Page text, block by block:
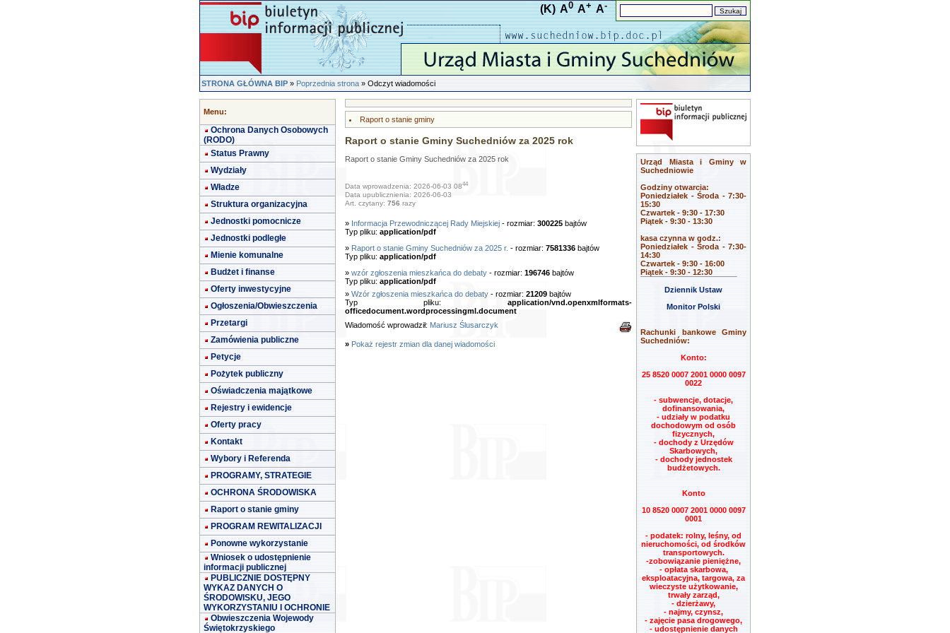
(K) A0 A+ A-
STRONA GŁÓWNA BIP»Poprzednia strona» Odczyt wiadomości
Menu:
Ochrona Danych Osobowych
(RODO)
Status Prawny
Wydziały
Władze
Struktura organizacyjna
Jednostki pomocnicze
Jednostki podległe
Mienie komunalne
Budżet i finanse
Oferty inwestycyjne
Ogłoszenia/Obwieszczenia
Przetargi
Zamówienia publiczne
Petycje
Pożytek publiczny
Oświadczenia majątkowe
Rejestry i ewidencje
Oferty pracy
Kontakt
Wybory i Referenda
PROGRAMY, STRATEGIE
OCHRONA ŚRODOWISKA
Raport o stanie gminy
PROGRAM REWITALIZACJI
Ponowne wykorzystanie
Wniosek o udostępnienie
informacji publicznej
PUBLICZNIE DOSTĘPNY
WYKAZ DANYCH O
ŚRODOWISKU, JEGO
WYKORZYSTANIU I OCHRONIE
Obwieszczenia Wojewody
Świętokrzyskiego
Raport o stanie gminy
Raport o stanie Gminy Suchedniów za 2025 rok
Raport o stanie Gminy Suchedniów za 2025 rok
Data wprowadzenia: 2026-06-03 0844
Data upublicznienia: 2026-06-03
Art. czytany: 756 razy
» Informacja Przewodniczącej Rady Miejskiej - rozmiar: 300225bajtów
Typ pliku: application/pdf
» Raport o stanie Gminy Suchedniów za 2025 r. - rozmiar: 7581336bajtów
Typ pliku: application/pdf
» wzór zgłoszenia mieszkańca do debaty- rozmiar: 196746bajtów
Typ pliku: application/pdf
» Wzór zgłoszenia mieszkańca do debaty- rozmiar: 21209bajtów
Typ pliku: application/vnd.openxmlformats-
officedocument.wordprocessingml.document
Wiadomość wprowadził: Mariusz Ślusarczyk
» Pokaż rejestr zmian dla danej wiadomości
Urząd Miasta i Gminy w
Suchedniowie
Godziny otwarcia:
Poniedziałek - Środa - 7:30-
15:30
Czwartek - 9:30 - 17:30
Piątek - 9:30 - 13:30
kasa czynna w godz.:
Poniedziałek - Środa - 7:30-
14:30
Czwartek - 9:30 - 16:00
Piątek - 9:30 - 12:30
Dziennik Ustaw
Monitor Polski
Rachunki bankowe Gminy
Suchedniów:
Konto:
25 8520 0007 2001 0000 0097
0022
- subwencje, dotacje,
dofinansowania,
- udziały w podatku
dochodowym od osób
fizycznych,
- dochody z Urzędów
Skarbowych,
- dochody jednostek
budżetowych.
Konto
10 8520 0007 2001 0000 0097
0001
- podatek: rolny, leśny, od
nieruchomości, od środków
transportowych.
-zobowiązanie pieniężne,
- opłata skarbowa,
eksploatacyjna, targowa, za
wieczyste użytkowanie,
trwały zarząd,
- dzierżawy,
- najmy, czynsz,
- zajęcie pasa drogowego,
- udostępnienie danych